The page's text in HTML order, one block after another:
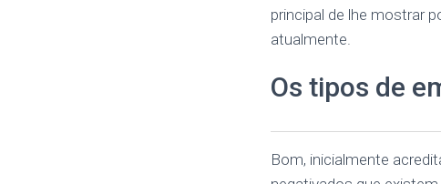
principal de lhe mostrar
atualmente.
Os tipos de
Bom, inicialmente